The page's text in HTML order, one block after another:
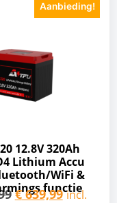
Aanbieding!
12.8V 320Ah
Lithium Accu
WiFi &
functie
€639,99 incl.